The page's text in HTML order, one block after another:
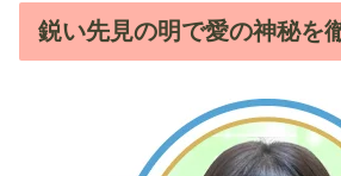
鋭い先見の明で愛の神秘を